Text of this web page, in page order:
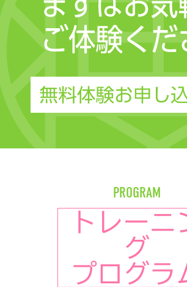
PROGRAM
トレーニ
グ
プログラ